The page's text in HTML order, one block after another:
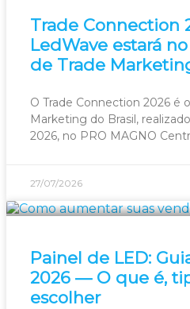
Trade Connection
LedWave estará
de Trade
O Trade Connection 2026 é
Marketing do Brasil,
2026, no PRO MAGNO
27/07/2026
Painel de LED:
2026 — O que é,
escolher